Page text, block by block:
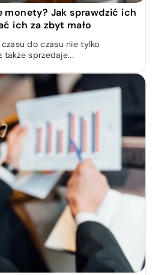
monety? Jak sprawdzić ich
ich za zbyt mało
do czasu nie tylko
także sprzedaje...